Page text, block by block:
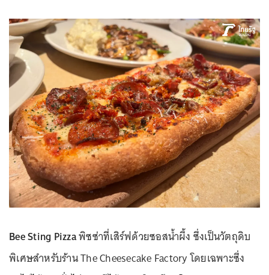
Bee Sting Pizzaพิซซ่าที่เสิร์ฟด้วยซอสน้ำผึ้ง ซึ่งเป็นวัตถุดิบ
พิเศษสำหรับร้าน The Cheesecake Factory โดยเฉพาะซึ่ง